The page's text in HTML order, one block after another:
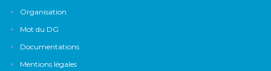
Organisation
Mot du DG
Documentations
Mentions légales